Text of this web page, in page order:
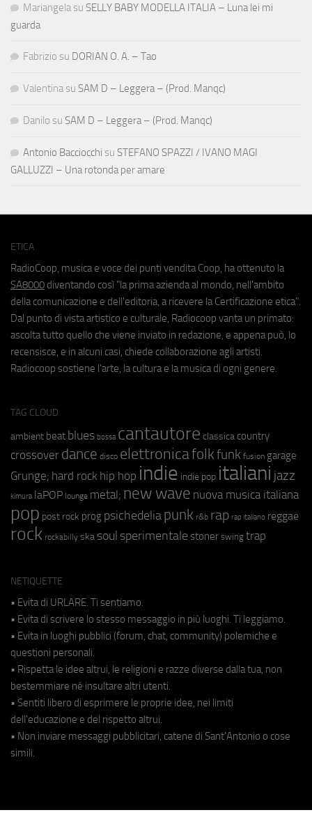
Mariangela su SELLY BABY MODELLA ITALIA – Luna lei mi
guarda
Fabrizio su DORIAN O. A. – Tao
Valentina su SAM D – Leggera – (Prod. Manqc)
Danilo su SAM D – Leggera – (Prod. Manqc)
Antonio Bacciocchi su STEFANO SPAZZI / IVANO MAGI
GALLUZZI – Una rotonda per amare
ETICA
RadioCoop, musica e voce dei punti vendita Coop, ha ottenuto la
SA8000 diventando così "la prima azienda al mondo, nell'ambito
della comunicazione e dell'editoria, a ricevere la Certificazione etica".
Dal punto di vista artistico e culturale, Radiocoop vanta un primato:
ascolta tutto quello che viene inviato in redazione, e appena può, lo
recensisce, e in alcuni casi, chiede collaborazione agli artisti.
Radiocoop sostiene l'arte, la cultura e la musica di ogni genere.
TAG CLOUD
ambient beat blues bossa cantautore classica country
crossover dance disco elettronicafolkfunk fusion garage
Grunge; hard rock hip hop indie indie pop italiani jazz
kimura laPOP lounge metal; new wave nuova musica italiana
pop post rock prog psichedeliapunk r&b rap rap italiano reggae
rock rockabilly ska soul sperimentale stoner swing trap
NETIQUETTE
• Evita di URLARE. Ti sentiamo.
• Evita di scrivere lo stesso messaggio in più luoghi. Ti leggiamo.
• Evita in luoghi pubblici (forum, chat, community) polemiche e
questioni personali.
• Rispetta le idee altrui, le religioni e razze diverse dalla tua, non
bestemmiare né insultare altri utenti.
• Sentiti libero di esprimere le proprie idee, nei limiti
dell'educazione e del rispetto altrui.
• Non inviare messaggi pubblicitari, catene di Sant'Antonio o cose
simili.